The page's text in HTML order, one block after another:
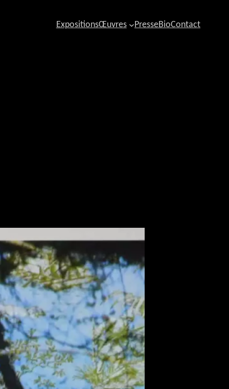
ExpositionsŒuvres PresseBioContact